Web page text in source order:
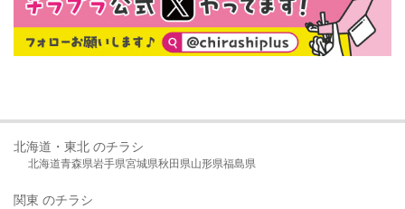
北海道・東北 のチラシ
北海道青森県岩手県宮城県秋田県山形県福島県
関東 のチラシ